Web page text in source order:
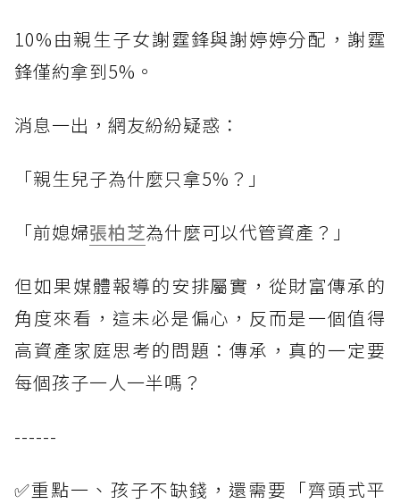
10%由親生子女謝霆鋒與謝婷婷分配，謝霆
鋒僅約拿到5%。
消息一出，網友紛紛疑惑：
「親生兒子為什麼只拿5%？」
「前媳婦張柏芝為什麼可以代管資產？」
但如果媒體報導的安排屬實，從財富傳承的
角度來看，這未必是偏心，反而是一個值得
高資產家庭思考的問題：傳承，真的一定要
每個孩子一人一半嗎？
------
✅重點一、孩子不缺錢，還需要「齊頭式平